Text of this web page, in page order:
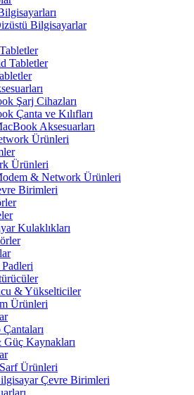
Bilgisayarlar
Tabletler
Şarj Cihazları
Çanta ve Kılıfları
Aksesuarları
Ürünleri
Ürünleri
& Network Ürünleri
Birimleri
Kulaklıkları
& Yükselticiler
Ürünleri
Kaynakları
Sarf Ürünleri
Çevre Birimleri